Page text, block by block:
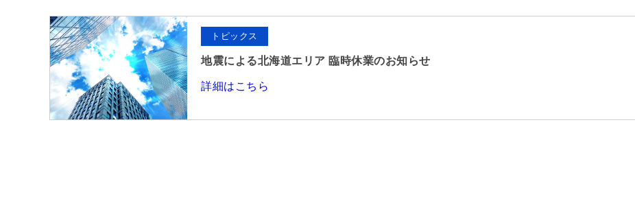
トピックス
地震による北海道エリア 臨時休業のお知らせ
詳細はこちら